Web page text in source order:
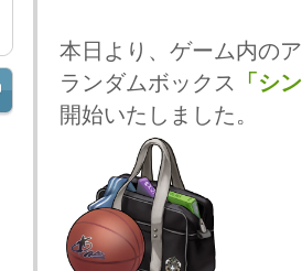
本日より、ゲーム内の
ランダムボックス
「シ
開始いたしました。